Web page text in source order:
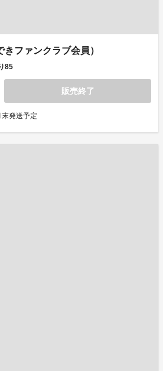
ファンクラブ会員）
85
販売終了
発送予定